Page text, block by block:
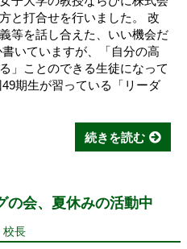
と打合せを行いました。 改
等を話し合えた、いい機会だ
いていますが、「自分の高
」ことのできる生徒になって
期生が習っている「リーダ
続きを読む
会、夏休みの活動中
校長